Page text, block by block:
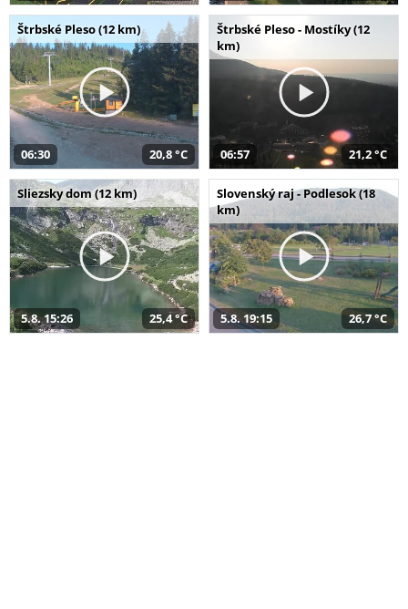
Štrbské Pleso (12 km)
06:30 20,8 °C
Štrbské Pleso - Mostíky (12
km)
06:57 21,2 °C
Sliezsky dom (12 km)
5.8. 15:26 25,4 °C
Slovenský raj - Podlesok (18
km)
5.8. 19:15 26,7 °C